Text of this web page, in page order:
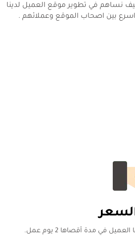
نساهم في تطوير موقع العميل لدينا
اسرع بين اصحاب الموقع وعملائهم .
في مدة أقصاها 2 يوم عمل.